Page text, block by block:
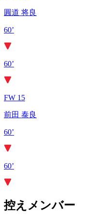
圓道 将良
60’
60’
FW 15
前田 泰良
60’
60’
控えメンバー